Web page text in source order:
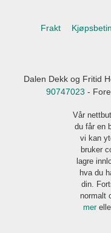
Frakt
Dalen Dekk og Fritid
90747023 -
Vår
du får en
vi kan
bruker
lagre
hva du
din.
normalt
mer